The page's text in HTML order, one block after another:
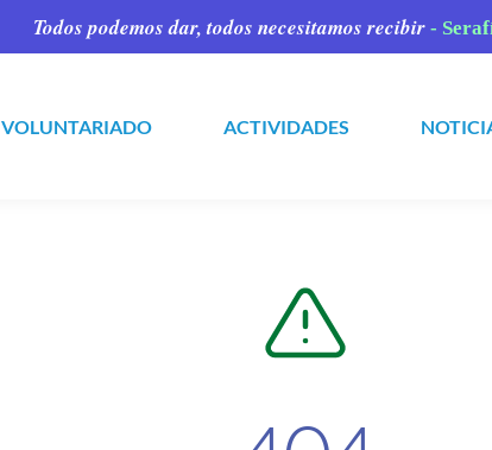
Todos podemos dar, todos necesitamos recibir -
VOLUNTARIADO ACTIVIDADES